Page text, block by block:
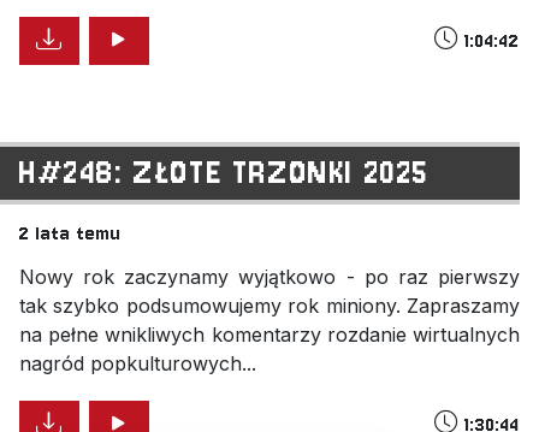
1:04:42
H#248: ZŁOTE TRZONKI 2025
2 lata temu
Nowy rok zaczynamy wyjątkowo - po raz pierwszy
tak szybko podsumowujemy rok miniony. Zapraszamy
na pełne wnikliwych komentarzy rozdanie wirtualnych
nagród popkulturowych...
1:30:44